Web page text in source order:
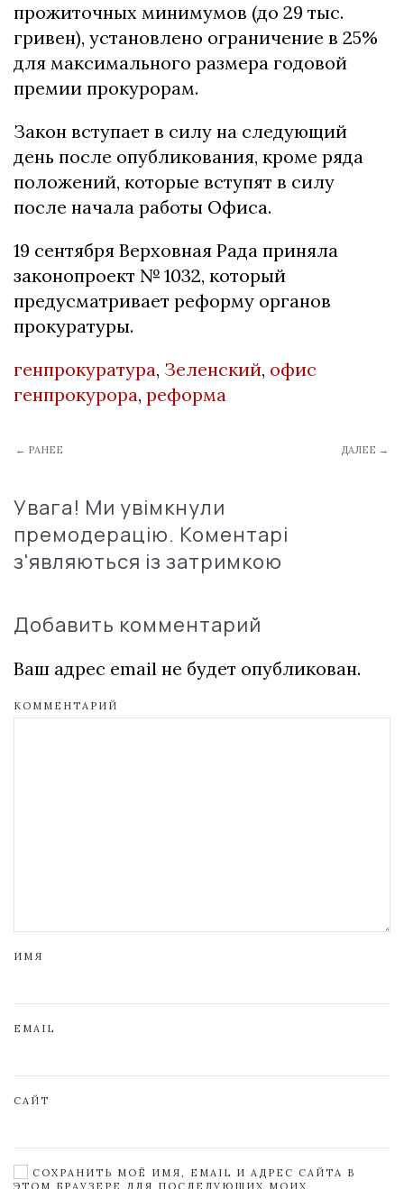
прожиточных минимумов (до 29 тыс.
гривен), установлено ограничение в 25%
для максимального размера годовой
премии прокурорам.
Закон вступает в силу на следующий
день после опубликования, кроме ряда
положений, которые вступят в силу
после начала работы Офиса.
19 сентября Верховная Рада приняла
законопроект № 1032, который
предусматривает реформу органов
прокуратуры.
генпрокуратура, Зеленский, офис
генпрокурора, реформа
← РАНЕЕ ДАЛЕЕ →
Увага! Ми увімкнули
премодерацію. Коментарі
з'являються із затримкою
Добавить комментарий
Ваш адрес email не будет опубликован.
КОММЕНТАРИЙ
ИМЯ
EMAIL
САЙТ
СОХРАНИТЬ МОЁ ИМЯ, EMAIL И АДРЕС САЙТА В
ЭТОМ БРАУЗЕРЕ ДЛЯ ПОСЛЕДУЮЩИХ МОИХ